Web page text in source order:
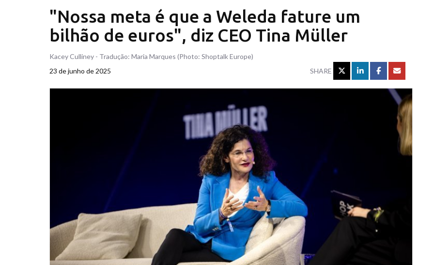
"Nossa meta é que a Weleda fature um
bilhão de euros", diz CEO Tina Müller
Kacey Culliney - Tradução: Maria Marques (Photo: Shoptalk Europe)
23 de junho de 2025
SHARE